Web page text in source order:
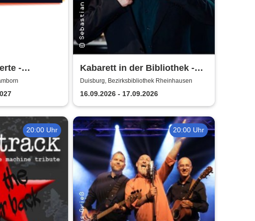
-
Kabarett in der Bibliothek -
Matthias Reuter und seine
Gäste
Duisburg, Bezirksbibliothek Rheinhausen
16.09.2026 - 17.09.2026
20:00 Uhr 20:00 Uhr